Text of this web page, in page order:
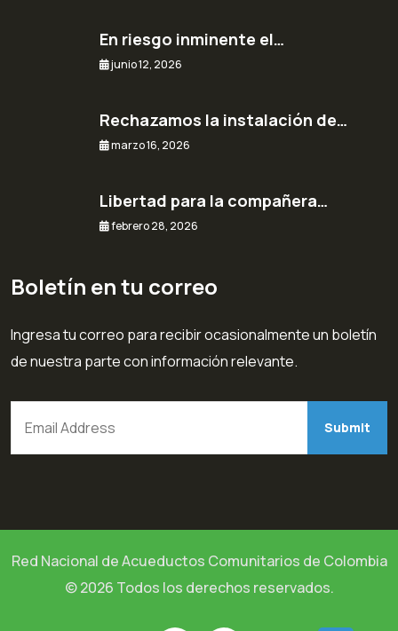
En riesgo inminente el…
junio 12, 2026
Rechazamos la instalación de…
marzo 16, 2026
Libertad para la compañera…
febrero 28, 2026
Boletín en tu correo
Ingresa tu correo para recibir ocasionalmente un boletín
de nuestra parte con información relevante.
Red Nacional de Acueductos Comunitarios de Colombia
© 2026 Todos los derechos reservados.